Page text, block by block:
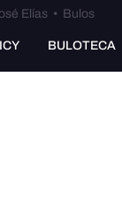
Elías• Bulos
BULOTECA